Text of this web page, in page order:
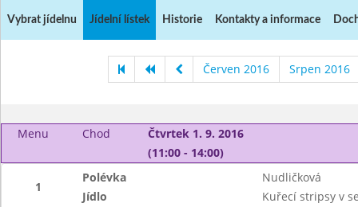
Vybrat jídelnu Jídelní lístek Historie Kontakty a informace
Červen 2016 Srpen 2016
Menu Chod
Čtvrtek 1. 9. 2016
(11:00 - 14:00)
1
Polévka
Nudličková
Jídlo
Kuřecí stripsy v